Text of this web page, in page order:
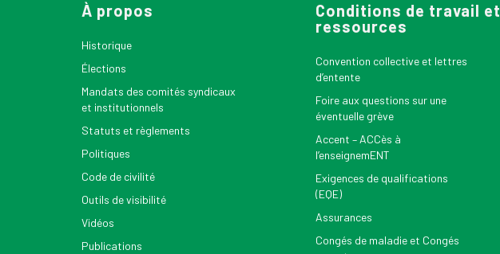
À propos
Historique
Élections
Mandats des comités syndicaux
et institutionnels
Statuts et règlements
Politiques
Code de civilité
Outils de visibilité
Vidéos
Publications
Conditions de travail et
ressources
Convention collective et lettres
d’entente
Foire aux questions sur une
éventuelle grève
Accent – ACCès à
l’enseignemENT
Exigences de qualifications
(EQE)
Assurances
Congés de maladie et Congés